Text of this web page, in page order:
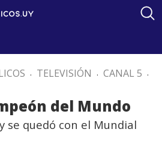
. TELEVISIÓN . CANAL 5 .
del Mundo
se quedó con el Mundial